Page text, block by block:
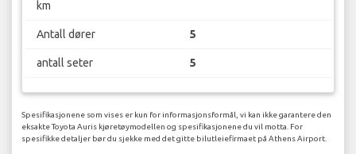
km
Antall dører 5
antall seter 5
Spesifikasjonene som vises er kun for informasjonsformål, vi kan ikke garantere den
eksakte Toyota Auris kjøretøymodellen og spesifikasjonene du vil motta. For
spesifikke detaljer bør du sjekke med det gitte bilutleiefirmaet på Athens Airport.